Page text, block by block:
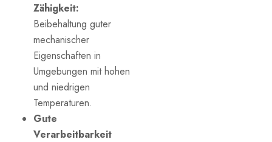
Zähigkeit:
Beibehaltung guter
mechanischer
Eigenschaften in
Umgebungen mit hohen
und niedrigen
Temperaturen.
Gute
Verarbeitbarkeit